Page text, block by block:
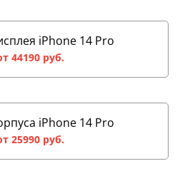
iPhone 14 Pro
44190 руб.
iPhone 14 Pro
25990 руб.